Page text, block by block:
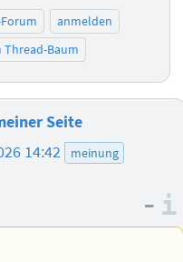
Forum
anmelden
Thread-Baum
Seite
14:42
meinung
–